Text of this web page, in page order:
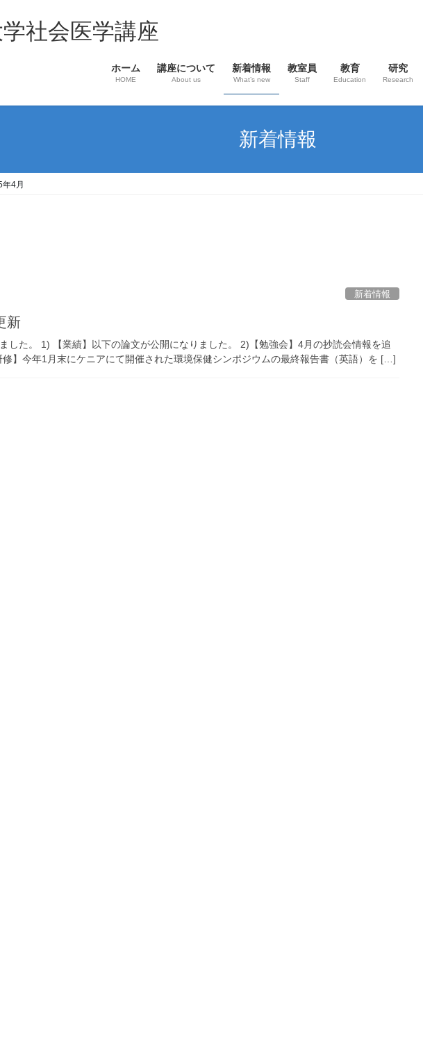
社会医学講座
ホーム
HOME
講座について
About us
新着情報
What’s new
教室員
Staff
教育
Education
研究
Research
新着情報
4月
新着情報
新
た。 1) 【業績】以下の論文が公開になりました。 2)【勉強会】4月の抄読会情報を追
】今年1月末にケニアにて開催された環境保健シンポジウムの最終報告書（英語）を […]